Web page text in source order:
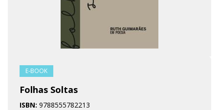
E-BOOK
Folhas Soltas
ISBN: 9788555782213